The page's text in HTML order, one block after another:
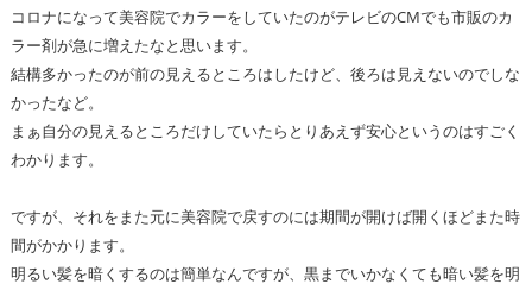
コロナになって美容院でカラーをしていたのがテレビのCMでも市販のカ
ラー剤が急に増えたなと思います。
結構多かったのが前の見えるところはしたけど、後ろは見えないのでしな
かったなど。
まぁ自分の見えるところだけしていたらとりあえず安心というのはすごく
わかります。
ですが、それをまた元に美容院で戻すのには期間が開けば開くほどまた時
間がかかります。
明るい髪を暗くするのは簡単なんですが、黒までいかなくても暗い髪を明